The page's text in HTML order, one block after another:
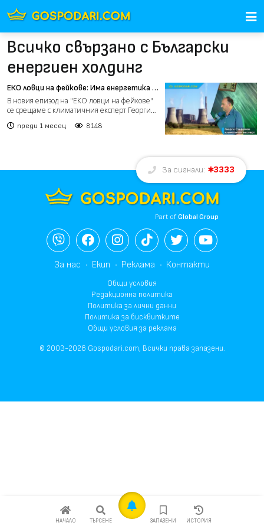
Всичко свързано с Български
енергиен холдинг
ЕКО ловци на фейкове: Има енергетика и
след въглищните централи (видео)
В новия епизод на "ЕКО ловци на фейкове"
се срещаме с климатичния експерт Георги
преди 1 месец 8148
НАЧАЛО ТЪРСЕНЕ ЗАПАЗЕНИ ИСТОРИЯ
За сигнали: 3333
Part ofGlobal Group
За нас Екип Реклама Контакти
Общи условия
Редакционна политика
Политика за лични данни
Политика за бисквитките
Общи условия за реклама
© 2003-2026 Gospodari.com, Всички права запазени.